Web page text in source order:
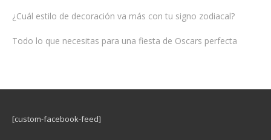
¿Cuál estilo de decoración va más con tu signo zodiacal?
Todo lo que necesitas para una fiesta de Oscars perfecta
[custom-facebook-feed]